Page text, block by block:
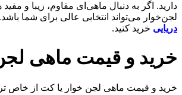
دارید. اگر به دنبال ماهی‌ای مقاوم، زیبا و
لجن‌خوار می‌تواند انتخابی عالی برای شما
دریایی خرید کنید.
خرید و قیمت ماهی
خرید و قیمت ماهی لجن خوار یا کت از خاص